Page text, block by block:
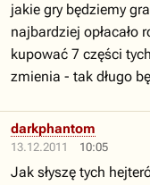
jakie gry będziemy
najbardziej opłacało
kupować 7 części
zmienia - tak długo
13.12.2011 10:05
darkphantom
Jak słyszę tych